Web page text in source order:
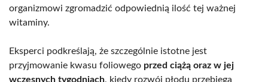
organizmowi zgromadzić odpowiednią ilość tej ważnej
witaminy.
Eksperci podkreślają, że szczególnie istotne jest
przyjmowanie kwasu foliowego przed ciążą oraz w jej
wczesnych tygodniach, kiedy rozwój płodu przebiega